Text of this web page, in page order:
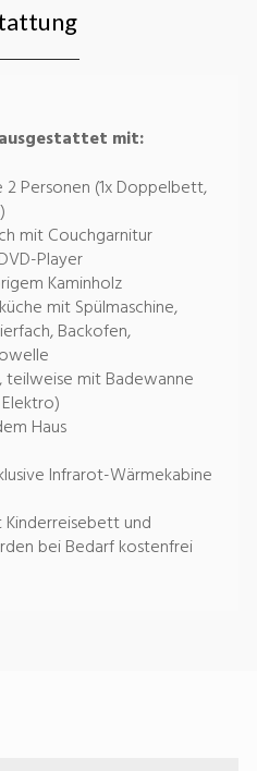
mit:
2 Personen (1x Doppelbett,
mit Couchgarnitur
Player
Kaminholz
mit Spülmaschine,
Backofen,
teilweise mit Badewanne
Haus
Infrarot-Wärmekabine
und
bei Bedarf kostenfrei